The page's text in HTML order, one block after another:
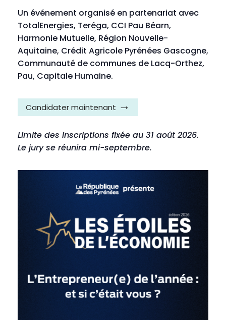
Un événement organisé en partenariat avec
TotalEnergies, Teréga, CCI Pau Béarn,
Harmonie Mutuelle, Région Nouvelle-
Aquitaine, Crédit Agricole Pyrénées Gascogne,
Communauté de communes de Lacq-Orthez,
Pau, Capitale Humaine.
Candidater maintenant
Limite des inscriptions fixée au 31 août 2026.
Le jury se réunira mi-septembre.